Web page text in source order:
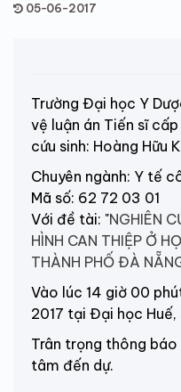
05-06-2017
Trường Đại học Y
vệ luận án Tiến sĩ
cứu sinh: Hoàng Hữu
Chuyên ngành: Y tế
Mã số: 62 72 03 01
Với đề tài: "NGHIÊN
HÌNH CAN THIỆP Ở
THÀNH PHỐ ĐÀ
Vào lúc 14 giờ 00
2017 tại Đại học Huế,
Trân trọng thông báo
tâm đến dự.